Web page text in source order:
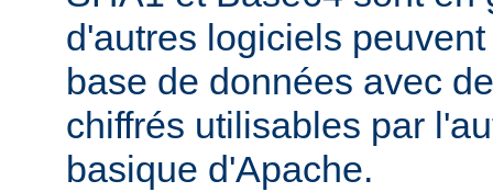
d'autres logiciels
base de données avec
chiffrés utilisables par
basique d'Apache.